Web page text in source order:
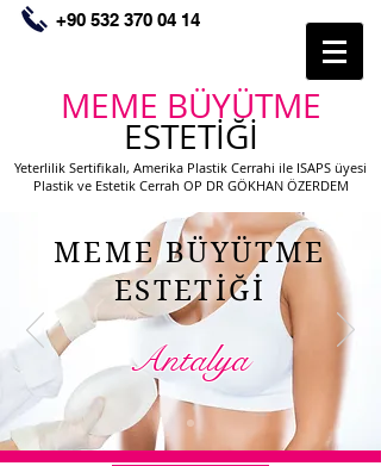
MEME BÜYÜTME
ESTETİĞİ
Yeterlilik Sertifikalı, Amerika Plastik Cerrahi ile ISAPS üyesi
Plastik ve Estetik Cerrah OP DR GÖKHAN ÖZERDEM
+90 532 370 04 14
MEME BÜYÜTME
ESTETİĞİ
Antalya